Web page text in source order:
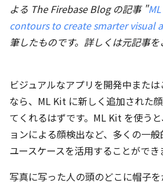
よる The Firebase Blog の記事 "
contours to create smarter visual
筆したものです。詳しくは元記事を
ビジュアルなアプリを開発中また
なら、ML Kit に新しく追加された
てくれるはずです。ML Kit を使う
ョンによる顔検出など、多くの一般
ユースケースを活用することができ
写真に写った人の頭のどこに帽子